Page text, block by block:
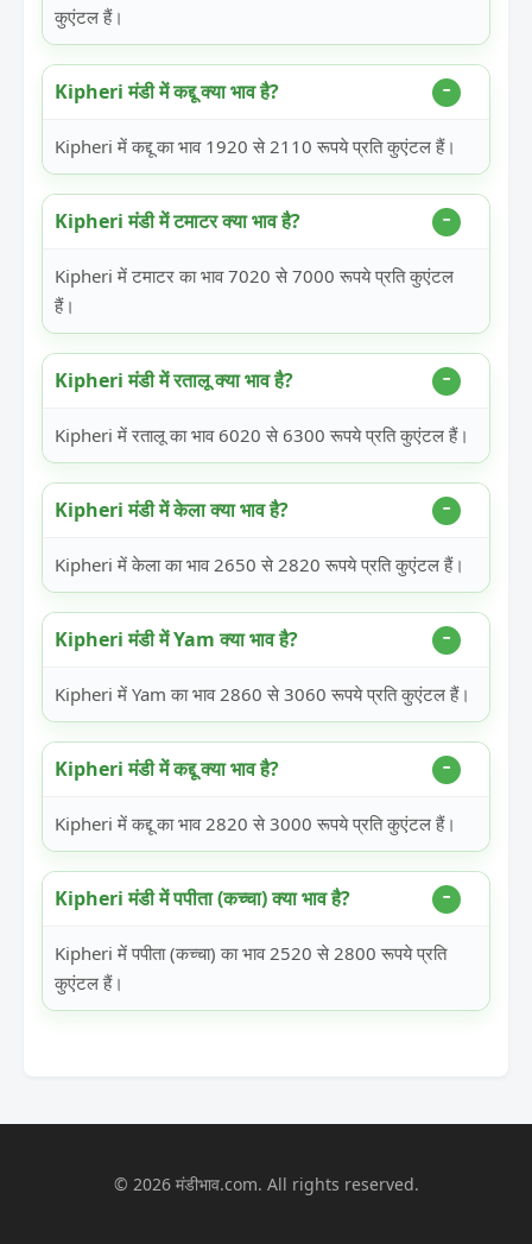
कुएंटल हैं।
Kipheri मंडी में कद्दू क्या भाव है?
Kipheri में कद्दू का भाव 1920 से 2110 रूपये प्रति कुएंटल हैं।
Kipheri मंडी में टमाटर क्या भाव है?
Kipheri में टमाटर का भाव 7020 से 7000 रूपये प्रति कुएंटल
हैं।
Kipheri मंडी में रतालू क्या भाव है?
Kipheri में रतालू का भाव 6020 से 6300 रूपये प्रति कुएंटल हैं।
Kipheri मंडी में केला क्या भाव है?
Kipheri में केला का भाव 2650 से 2820 रूपये प्रति कुएंटल हैं।
Kipheri मंडी में Yam क्या भाव है?
Kipheri में Yam का भाव 2860 से 3060 रूपये प्रति कुएंटल हैं।
Kipheri मंडी में कद्दू क्या भाव है?
Kipheri में कद्दू का भाव 2820 से 3000 रूपये प्रति कुएंटल हैं।
Kipheri मंडी में पपीता (कच्चा) क्या भाव है?
Kipheri में पपीता (कच्चा) का भाव 2520 से 2800 रूपये प्रति
कुएंटल हैं।
© 2026 मंडीभाव.com. All rights reserved.